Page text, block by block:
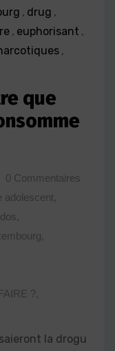
, drug ,
, euphorisant ,
,
que
0 Commentaires
adolescent,
,
,
?,
la drogu